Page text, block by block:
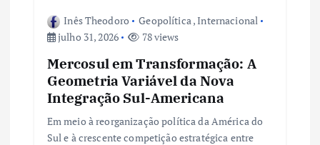
Inês Theodoro Geopolítica,Internacional
julho 31, 2026
78 views
Mercosul em Transformação: A
Geometria Variável da Nova
Integração Sul-Americana
Em meio à reorganização política da América do
Sul e à crescente competição estratégica entre